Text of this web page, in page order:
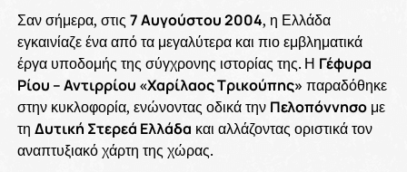
Σαν σήμερα, στις 7 Αυγούστου 2004, η Ελλάδα
εγκαινίαζε ένα από τα μεγαλύτερα και πιο εμβληματικά
έργα υποδομής της σύγχρονης ιστορίας της. Η Γέφυρα
Ρίου – Αντιρρίου «Χαρίλαος Τρικούπης» παραδόθηκε
στην κυκλοφορία, ενώνοντας οδικά την Πελοπόννησομε
τη Δυτική Στερεά Ελλάδα και αλλάζοντας οριστικά τον
αναπτυξιακό χάρτη της χώρας.